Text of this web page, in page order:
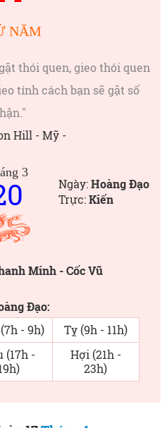
NĂM
thói quen, gieo thói quen
tính cách bạn sẽ gặt số
Hill - Mỹ -
3
Ngày:Hoàng Đạo
Trực:Kiến
Minh - Cốc Vũ
Đạo:
- 9h)
Tỵ (9h - 11h)
(17h -
Hợi (21h -
23h)